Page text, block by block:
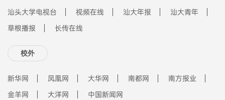
汕头大学电视台 视频在线 汕大年报
汕大青年
草根播报
长传在线
校外
新华网 凤凰网 大华网 南都网
南方报业
金羊网
大洋网 中国新闻网